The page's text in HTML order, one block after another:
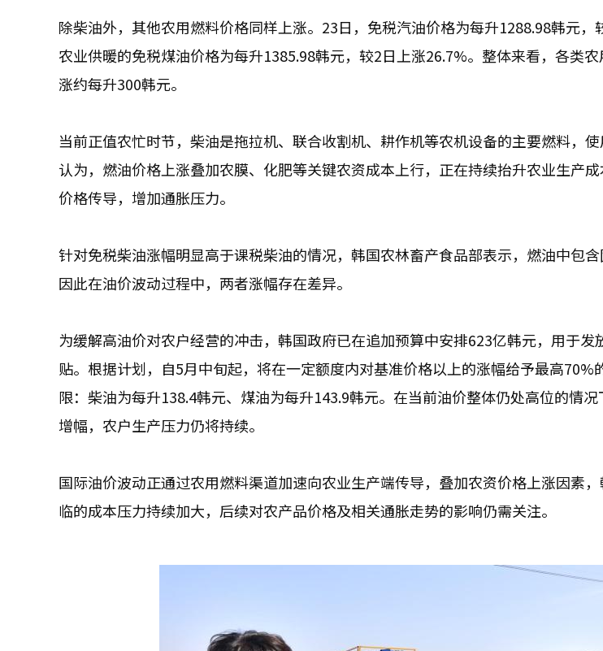
除柴油外，其他农用燃料价格同样上涨。23日，免税汽油价格为每升1288.98韩元，
农业供暖的免税煤油价格为每升1385.98韩元，较2日上涨26.7%。整体来看，各类
涨约每升300韩元。
当前正值农忙时节，柴油是拖拉机、联合收割机、耕作机等农机设备的主要燃料，
认为，燃油价格上涨叠加农膜、化肥等关键农资成本上行，正在持续抬升农业生产
价格传导，增加通胀压力。
针对免税柴油涨幅明显高于课税柴油的情况，韩国农林畜产食品部表示，燃油中包含
因此在油价波动过程中，两者涨幅存在差异。
为缓解高油价对农户经营的冲击，韩国政府已在追加预算中安排623亿韩元，用于
贴。根据计划，自5月中旬起，将在一定额度内对基准价格以上的涨幅给予最高70%
限：柴油为每升138.4韩元、煤油为每升143.9韩元。在当前油价整体仍处高位的情
增幅，农户生产压力仍将持续。
国际油价波动正通过农用燃料渠道加速向农业生产端传导，叠加农资价格上涨因素
临的成本压力持续加大，后续对农产品价格及相关通胀走势的影响仍需关注。